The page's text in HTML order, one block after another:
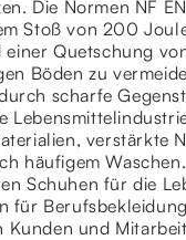
Die Normen NF
Stoß von 200
Quetschung
Böden zu
scharfe
verstärkte
häufigem
Schuhen für die
für
und